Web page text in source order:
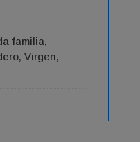
familia,
Virgen,